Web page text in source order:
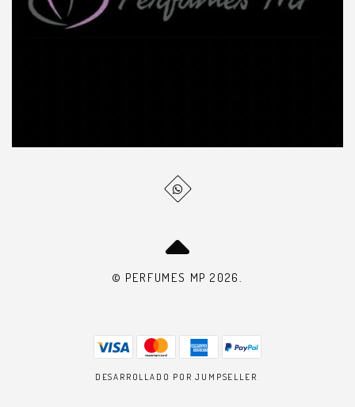
© PERFUMES MP 2026.
DESARROLLADO POR JUMPSELLER.